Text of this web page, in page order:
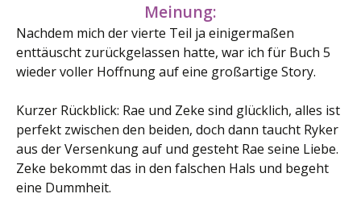
Meinung:
Nachdem mich der vierte Teil ja einigermaßen
enttäuscht zurückgelassen hatte, war ich für Buch 5
wieder voller Hoffnung auf eine großartige Story.
Kurzer Rückblick: Rae und Zeke sind glücklich, alles ist
perfekt zwischen den beiden, doch dann taucht Ryker
aus der Versenkung auf und gesteht Rae seine Liebe.
Zeke bekommt das in den falschen Hals und begeht
eine Dummheit.